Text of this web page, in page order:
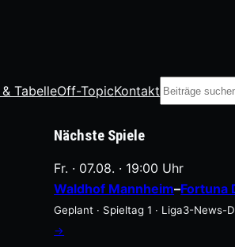
TabelleOff-TopicKontakt Suche
Nächste Spiele
Fr. · 07.08. · 19:00 Uhr
Waldhof Mannheim–Fortuna
Geplant · Spieltag 1 · Liga3-News-
→